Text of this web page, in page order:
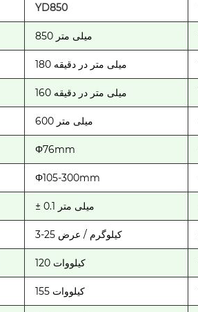
YD850
850 میلی متر
180 میلی متر در دقیقه
160 میلی متر در دقیقه
600 میلی متر
Φ76mm
Φ105-300mm
± 0.1 میلی متر
3-25 کیلوگرم / عرض
120 کیلووات
155 کیلووات